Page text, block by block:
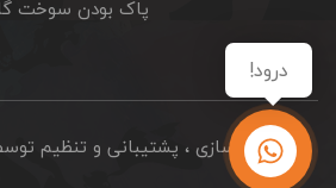
پاک بودن سوخت
© پیاده سازی ، پشتیبانی و تنظیم
پل ارتباطی
درود!